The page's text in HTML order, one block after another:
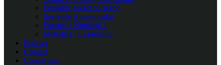
Pregătire presezon/sezon
Secretele Antrenorului
Portarul | Numărul 1
Metodică | Leadership
Podcast
Contact
Contul meu